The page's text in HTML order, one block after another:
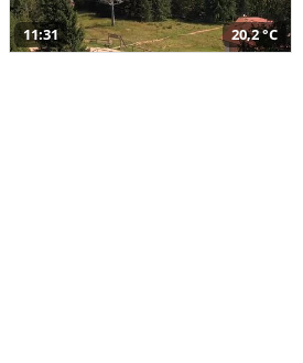
11:31 20,2 °C